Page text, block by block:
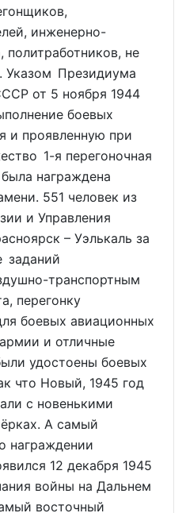
инженерно-
политработников, не
Указом Президиума
от 5 ноября 1944
боевых
и проявленную при
1-я перегоночная
награждена
551 человек из
и Управления
– Уэлькаль за
заданий
транспортным
перегонку
боевых авиационных
и отличные
удостоены боевых
что Новый, 1945 год
с новенькими
А самый
награждении
12 декабря 1945
войны на Дальнем
восточный